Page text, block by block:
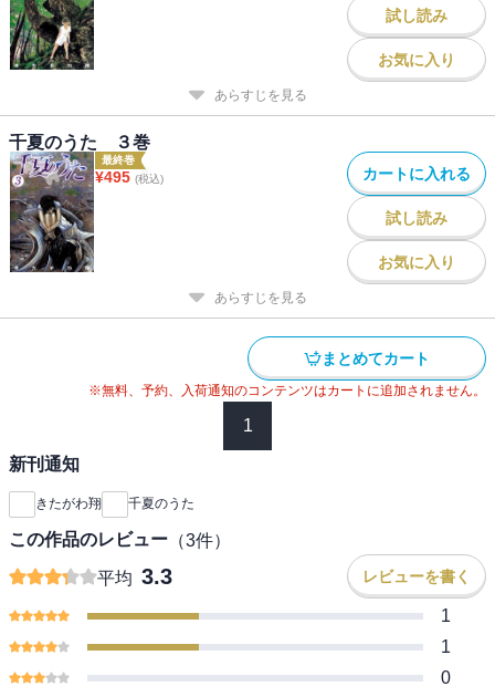
試し読み
お気に入り
あらすじを見る
千夏のうた ３巻
最終巻
¥495 (税込) カートに入れる
試し読み
お気に入り
あらすじを見る
まとめてカート
※無料、予約、入荷通知のコンテンツはカートに追加されません。
1
新刊通知
きたがわ翔 千夏のうた
この作品のレビュー （3件）
平均 3.3 レビューを書く
1
1
0